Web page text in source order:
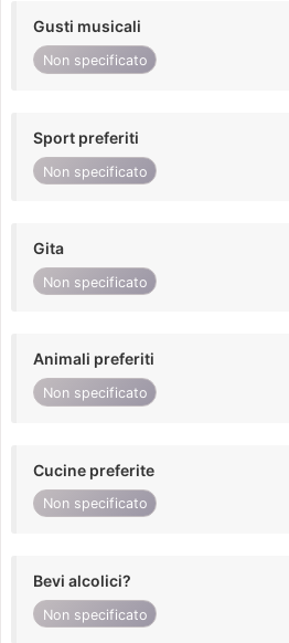
Gusti musicali
Non specificato
Sport preferiti
Non specificato
Gita
Non specificato
Animali preferiti
Non specificato
Cucine preferite
Non specificato
Bevi alcolici?
Non specificato